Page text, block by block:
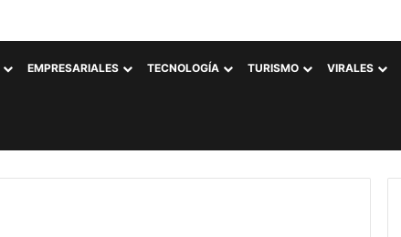
EMPRESARIALES TECNOLOGÍA TURISMO VIRALES